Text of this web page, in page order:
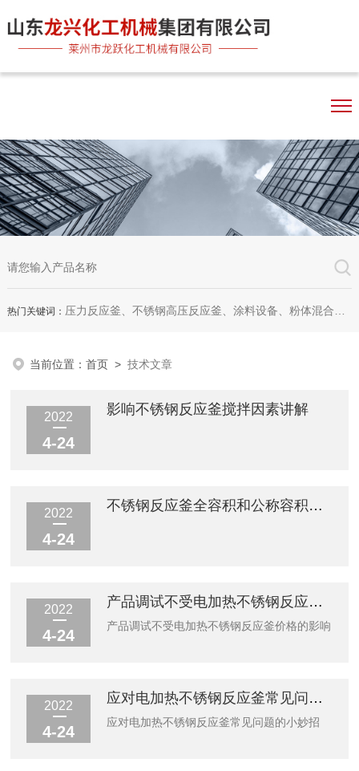
热门关键词： 压力反应釜、不锈钢高压反应釜、涂料设备、粉体混合机、双行星混合机、卧式砂磨机、实验室砂磨机
当前位置：首页 >技术文章
2022
4-24
影响不锈钢反应釜搅拌因素讲解
2022
4-24
不锈钢反应釜全容积和公称容积概念
2022
4-24
产品调试不受电加热不锈钢反应釜价格的影响
产品调试不受电加热不锈钢反应釜价格的影响
2022
4-24
应对电加热不锈钢反应釜常见问题的小妙招
应对电加热不锈钢反应釜常见问题的小妙招